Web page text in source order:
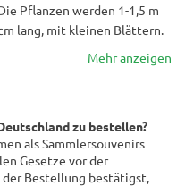
Pflanzen werden 1-1,5 m
lang, mit kleinen Blättern.
Mehr anzeigen
zu bestellen?
als Sammlersouvenirs
Gesetze vor der
Bestellung bestätigst,